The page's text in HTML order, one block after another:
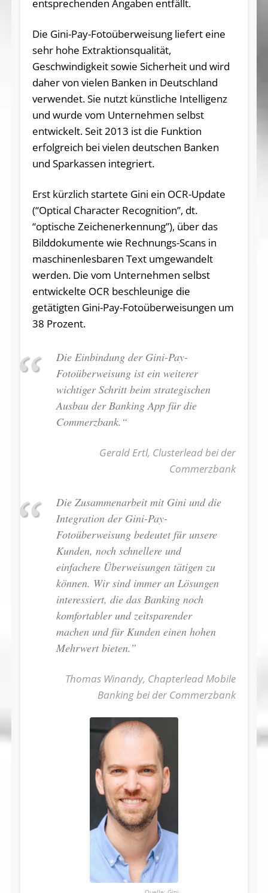
entsprechenden Angaben entfällt.
Die Gini-Pay-Fotoüberweisung liefert eine
sehr hohe Extraktionsqualität,
Geschwindigkeit sowie Sicherheit und wird
daher von vielen Banken in Deutschland
verwendet. Sie nutzt künstliche Intelligenz
und wurde vom Unternehmen selbst
entwickelt. Seit 2013 ist die Funktion
erfolgreich bei vielen deutschen Banken
und Sparkassen integriert.
Erst kürzlich startete Gini ein OCR-Update
(“Optical Character Recognition”, dt.
“optische Zeichenerkennung”), über das
Bilddokumente wie Rechnungs-Scans in
maschinenlesbaren Text umgewandelt
werden. Die vom Unternehmen selbst
entwickelte OCR beschleunige die
getätigten Gini-Pay-Fotoüberweisungen um
38 Prozent.
Die Einbindung der Gini-Pay-
Fotoüberweisung ist ein weiterer
wichtiger Schritt beim strategischen
Ausbau der Banking App für die
Commerzbank.“
Gerald Ertl, Clusterlead bei der
Commerzbank
Die Zusammenarbeit mit Gini und die
Integration der Gini-Pay-
Fotoüberweisung bedeutet für unsere
Kunden, noch schnellere und
einfachere Überweisungen tätigen zu
können. Wir sind immer an Lösungen
interessiert, die das Banking noch
komfortabler und zeitsparender
machen und für Kunden einen hohen
Mehrwert bieten.”
Thomas Winandy, Chapterlead Mobile
Banking bei der Commerzbank